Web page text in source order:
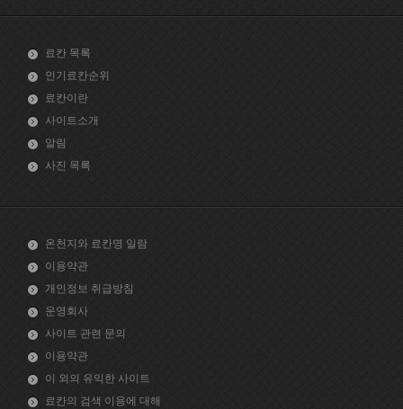
료칸 목록
인기료칸순위
료칸이란
사이트소개
알림
사진 목록
온천지와 료칸명 일람
이용약관
개인정보 취급방침
운영회사
사이트 관련 문의
이용약관
이 외의 유익한 사이트
료칸의 검색 이용에 대해